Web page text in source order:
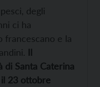
degli
ci ha
francescano e la
Il
di Santa Caterina
23 ottobre